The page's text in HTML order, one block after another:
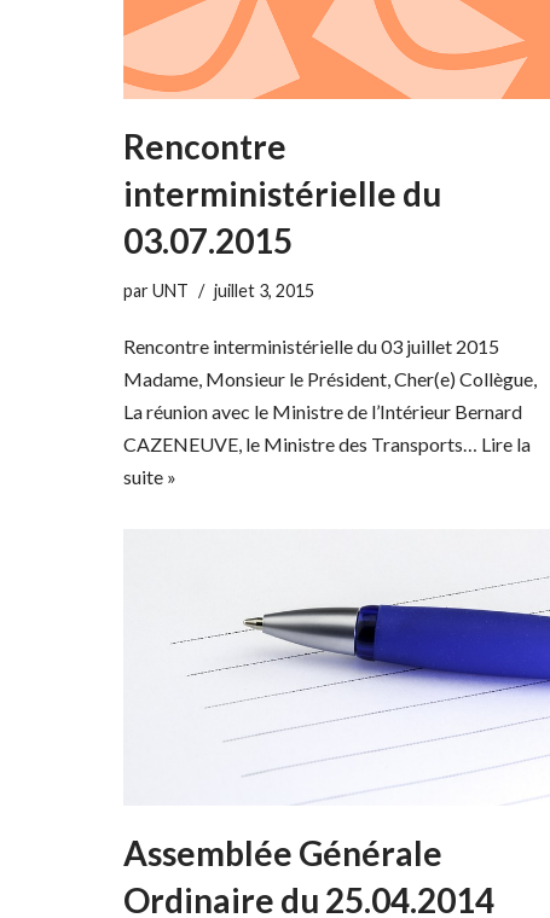
Rencontre
interministérielle du
03.07.2015
parUNT juillet 3, 2015
Rencontre interministérielle du 03 juillet 2015
Madame, Monsieur le Président, Cher(e) Collègue,
La réunion avec le Ministre de l’Intérieur Bernard
CAZENEUVE, le Ministre des Transports… Lire la
suite »
Assemblée Générale
Ordinaire du 25.04.2014